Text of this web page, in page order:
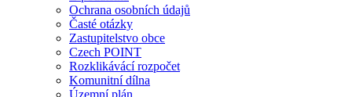
Ochrana osobních údajů
Časté otázky
Zastupitelstvo obce
Czech POINT
Rozklikávácí rozpočet
Komunitní dílna
Územní plán